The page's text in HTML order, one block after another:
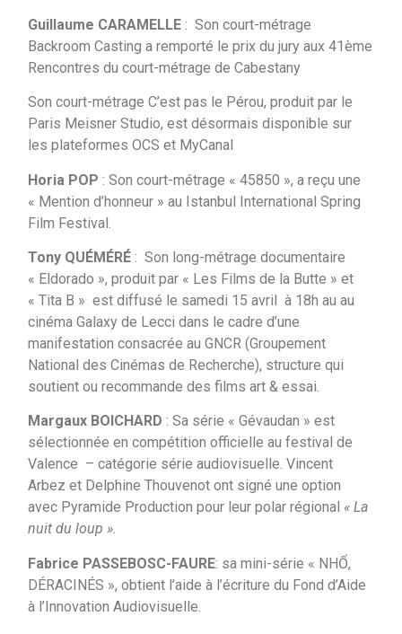
Guillaume CARAMELLE: Son court-métrage
Backroom Casting a remporté le prix du jury aux 41ème
Rencontres du court-métrage de Cabestany
Son court-métrage C’est pas le Pérou, produit par le
Paris Meisner Studio, est désormais disponible sur
les plateformes OCS et MyCanal
Horia POP : Son court-métrage « 45850 », a reçu une
« Mention d’honneur » au Istanbul International Spring
Film Festival.
Tony QUÉMÉRÉ: Son long-métrage documentaire
« Eldorado », produit par « Les Films de la Butte » et
« Tita B » est diffusé le samedi 15 avril à 18h au au
cinéma Galaxy de Lecci dans le cadre d’une
manifestation consacrée au GNCR (Groupement
National des Cinémas de Recherche), structure qui
soutient ou recommande des films art & essai.
Margaux BOICHARD: Sa série « Gévaudan » est
sélectionnée en compétition officielle au festival de
Valence – catégorie série audiovisuelle. Vincent
Arbez et Delphine Thouvenot ont signé une option
avec Pyramide Production pour leur polar régional « La
nuit du loup ».
Fabrice PASSEBOSC-FAURE: sa mini-série « NHỔ,
DÉRACINÉS », obtient l’aide à l’écriture du Fond d’Aide
à l’Innovation Audiovisuelle.